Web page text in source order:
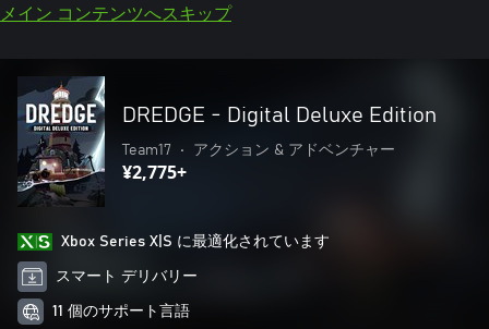
メイン コンテンツへスキップ
DREDGE - Digital Deluxe Edition
Team17 • アクション & アドベンチャー
¥2,775+
Xbox Series X|S に最適化されています
スマート デリバリー
11 個のサポート言語